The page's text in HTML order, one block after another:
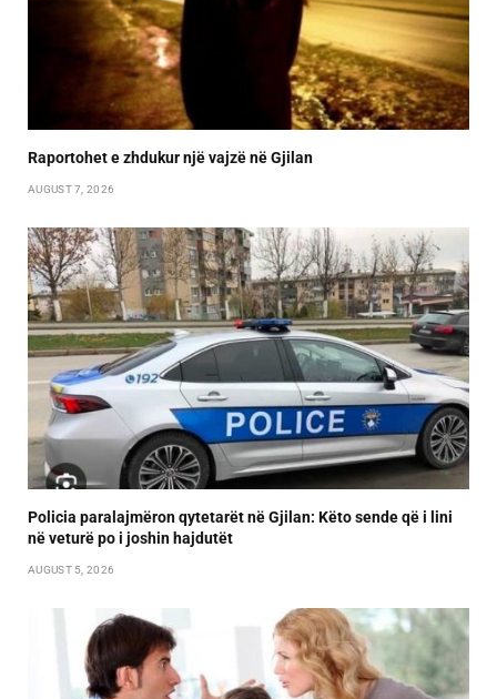
Raportohet e zhdukur një vajzë në Gjilan
AUGUST 7, 2026
Policia paralajmëron qytetarët në Gjilan: Këto sende që i lini
në veturë po i joshin hajdutët
AUGUST 5, 2026